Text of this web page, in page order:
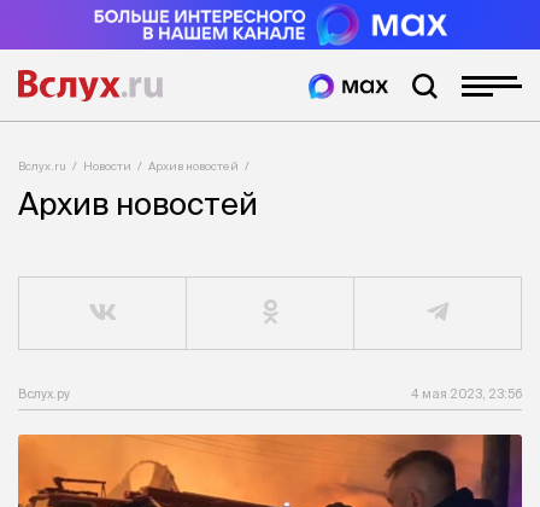
Вслух.ru Новости Архив новостей
Архив новостей
Вслух.ру 4 мая 2023, 23:56